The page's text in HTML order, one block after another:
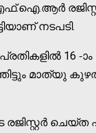
നടപടി.
16 -
മാത്യു
രജിസ്റ്റര്‍